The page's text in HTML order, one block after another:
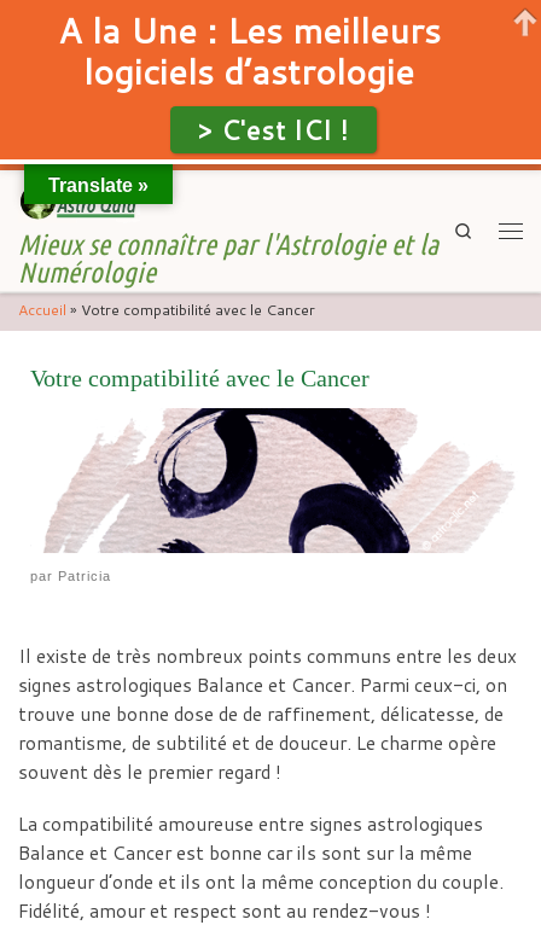
Skip to content
Mieux se connaître par l'Astrologie et la
Numérologie
Search
Accueil » Votre compatibilité avec le Cancer
Votre compatibilité avec le Cancer
par Patricia
Il existe de très nombreux points communs entre les deux
signes astrologiques Balance et Cancer. Parmi ceux-ci, on
trouve une bonne dose de de raffinement, délicatesse, de
romantisme, de subtilité et de douceur. Le charme opère
souvent dès le premier regard !
La compatibilité amoureuse entre signes astrologiques
Balance et Cancer est bonne car ils sont sur la même
longueur d’onde et ils ont la même conception du couple.
Fidélité, amour et respect sont au rendez-vous !
Translate »
A la Une : Les meilleurs
logiciels d’astrologie
> C'est ICI !